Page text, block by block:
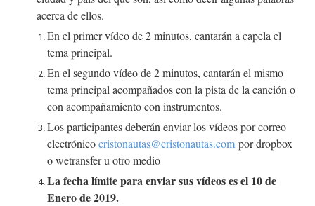
acerca de ellos.
En el primer vídeo de 2 minutos, cantarán a capela el
tema principal.
En el segundo vídeo de 2 minutos, cantarán el mismo
tema principal acompañados con la pista de la canción o
con acompañamiento con instrumentos.
Los participantes deberán enviar los vídeos por correo
electrónicocristonautas@cristonautas.com por dropbox
o wetransfer u otro medio
La fecha límite para enviar sus vídeos es el 10 de
Enero de 2019.